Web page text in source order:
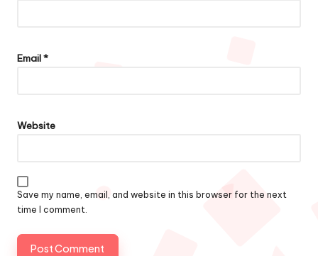
Email*
Website
Save my name, email, and website in this browser for the next
time I comment.